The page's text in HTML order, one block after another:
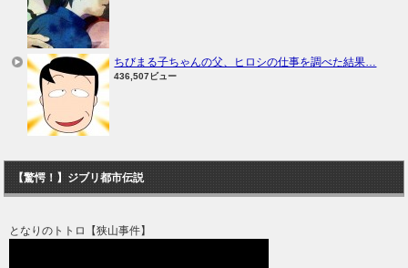
ちびまる子ちゃんの父、ヒロシの仕事を調べた結果…
436,507ビュー
【驚愕！】ジブリ都市伝説
となりのトトロ【狭山事件】